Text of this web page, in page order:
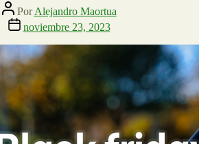
Autor
de
la
entrada
PorAlejandro Maortua
Fecha
la
entrada
noviembre 23, 2023